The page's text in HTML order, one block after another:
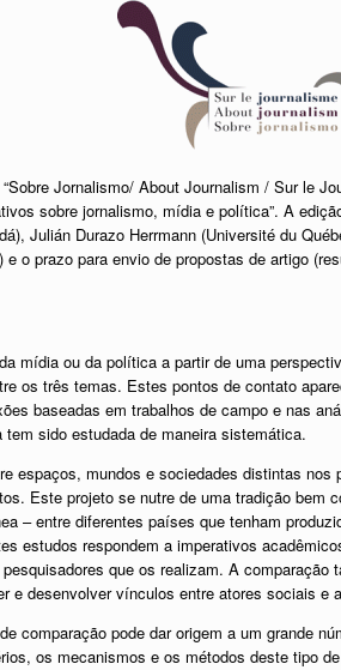
Jornalismo/ About Journalism / Sur le
sobre jornalismo, mídia e política”. A
Julián Durazo Herrmann (Université du
o prazo para envio de propostas de artigo
mídia ou da política a partir de uma
os três temas. Estes pontos de contato
baseadas em trabalhos de campo e nas
sido estudada de maneira sistemática.
espaços, mundos e sociedades distintas nos
Este projeto se nutre de uma tradição bem
– entre diferentes países que tenham
estudos respondem a imperativos
que os realizam. A comparação
e desenvolver vínculos entre atores sociais e
comparação pode dar origem a um grande
os mecanismos e os métodos deste tipo